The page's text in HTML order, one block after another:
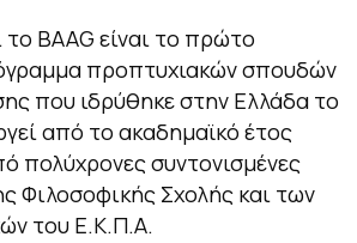
το BAAG είναι το πρώτο
προπτυχιακών σπουδών
που ιδρύθηκε στην Ελλάδα το
από το ακαδημαϊκό έτος
πολύχρονες συντονισμένες
Φιλοσοφικής Σχολής και των
του Ε.Κ.Π.Α.